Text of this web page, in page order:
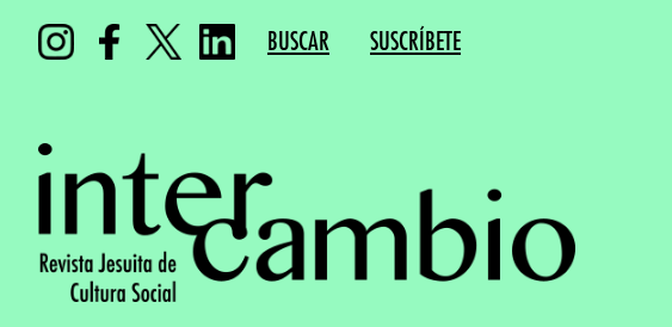
BUSCAR SUSCRÍBETE